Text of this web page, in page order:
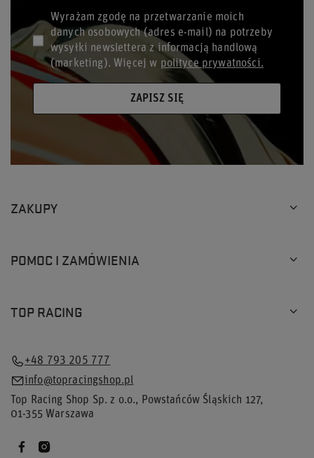
Wyrażam zgodę na przetwarzanie moich
danych osobowych (adres e-mail) na potrzeby
wysyłki newslettera z informacją handlową
(marketing). Więcej w polityce prywatności.
ZAPISZ SIĘ
ZAKUPY
POMOC I ZAMÓWIENIA
TOP RACING
+48 793 205 777
info@topracingshop.pl
Top Racing Shop Sp. z o.o., Powstańców Śląskich 127,
01-355Warszawa